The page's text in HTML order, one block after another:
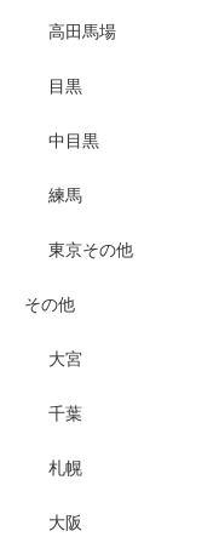
高田馬場
目黒
中目黒
練馬
東京その他
その他
大宮
千葉
札幌
大阪